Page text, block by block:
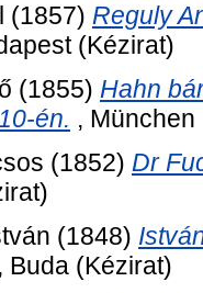
(1857) Reguly
(Kézirat)
(1855) Hahn
én. ,
(1852) Dr
(1848)
, Buda (Kézirat)